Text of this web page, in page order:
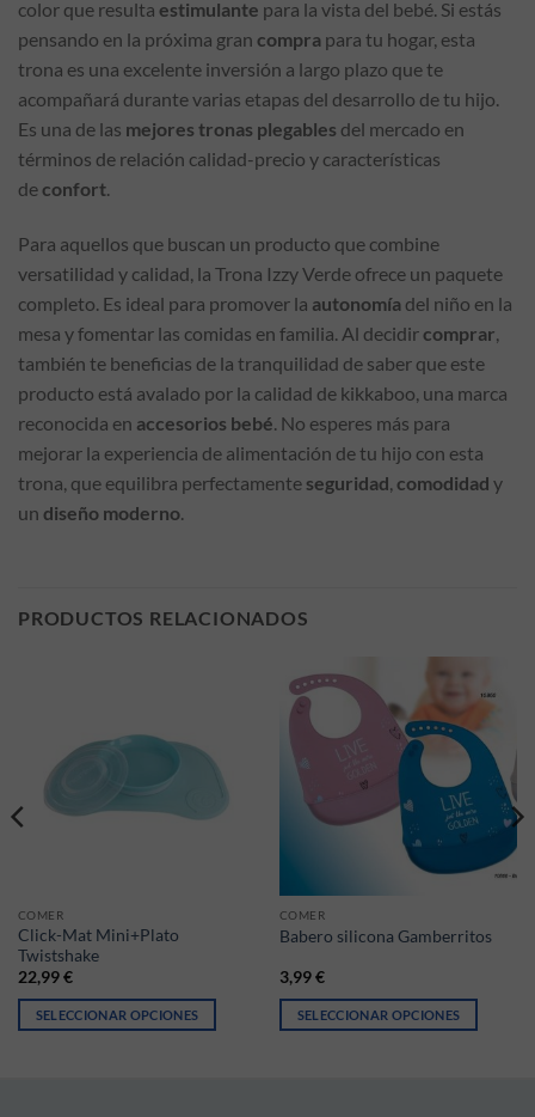
color que resulta estimulante para la vista del bebé. Si estás
pensando en la próxima gran compra para tu hogar, esta
trona es una excelente inversión a largo plazo que te
acompañará durante varias etapas del desarrollo de tu hijo.
Es una de las mejores tronas plegables del mercado en
términos de relación calidad-precio y características
de confort
Para aquellos que buscan un producto que combine
versatilidad y calidad, la Trona Izzy Verde ofrece un paquete
completo. Es ideal para promover la autonomía del niño en la
mesa y fomentar las comidas en familia. Al decidir comprar
también te beneficias de la tranquilidad de saber que este
producto está avalado por la calidad de kikkaboo, una marca
reconocida en accesorios bebé . No esperes más para
mejorar la experiencia de alimentación de tu hijo con esta
trona, que equilibra perfectamente seguridad comodidad y
un diseño moderno
PRODUCTOS RELACIONADOS
COMER
Click-Mat Mini+Plato
Twistshake
22,99€
SELECCIONAR OPCIONES
COMER
Babero silicona Gamberritos
3,99€
SELECCIONAR OPCIONES